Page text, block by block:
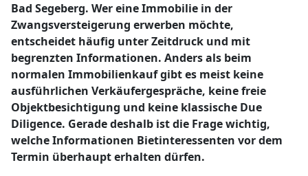
Bad Segeberg. Wer eine Immobilie in der
Zwangsversteigerung erwerben möchte,
entscheidet häufig unter Zeitdruck und mit
begrenzten Informationen. Anders als beim
normalen Immobilienkauf gibt es meist keine
ausführlichen Verkäufergespräche, keine freie
Objektbesichtigung und keine klassische Due
Diligence. Gerade deshalb ist die Frage wichtig,
welche Informationen Bietinteressenten vor dem
Termin überhaupt erhalten dürfen.